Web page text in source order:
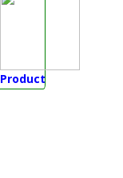
Product